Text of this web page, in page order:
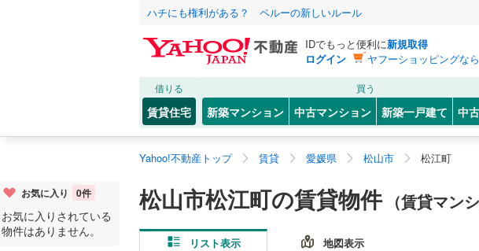
ハチにも権利がある？ ペルーの新しいルール
IDでもっと便利に新規取得
ログイン
ヤフーショッピングな
借りる
賃貸住宅
買う
新築マンション 中古マンション 新築一戸建て 中
Yahoo!不動産トップ 賃貸 愛媛県 松山市 松江町
松山市松江町の賃貸物件 （賃貸マン
リスト表示 地図表示
お気に入り 0件
お気に入りされている
物件はありません。